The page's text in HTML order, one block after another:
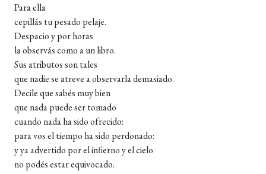
Para ella
cepillás tu pesado pelaje.
Despacio y por horas
la observás como a un libro.
Sus atributos son tales
que nadie se atreve a observarla demasiado.
Decile que sabés muy bien
que nada puede ser tomado
cuando nada ha sido ofrecido:
para vos el tiempo ha sido perdonado:
y ya advertido por el infierno y el cielo
no podés estar equivocado.